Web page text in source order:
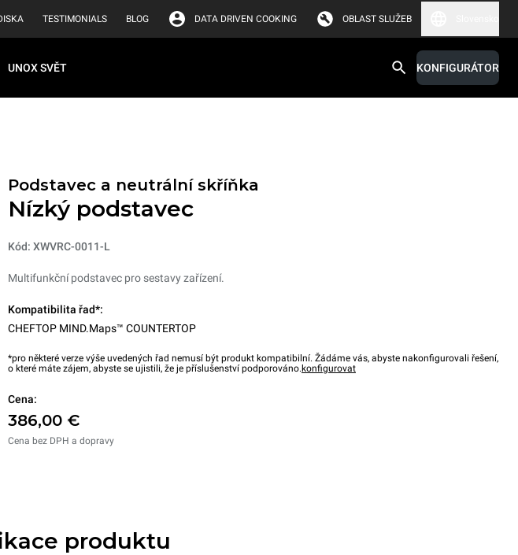
TESTIMONIALS BLOG DATA DRIVEN COOKING OBLAST SLUŽEB
UNOX SVĚT KONFIGURÁTOR
Podstavec a neutrální skříňka
Nízký podstavec
Kód: XWVRC-0011-L
Multifunkční podstavec pro sestavy zařízení.
Kompatibilita řad*:
CHEFTOP MIND.Maps™ COUNTERTOP
*pro některé verze výše uvedených řad nemusí být produkt kompatibilní. Žádáme vás, abyste nakonfigurovali řešení,
o které máte zájem, abyste se ujistili, že je příslušenství podporováno. konfigurovat
Cena:
386,00 €
Cena bez DPH a dopravy
produktu